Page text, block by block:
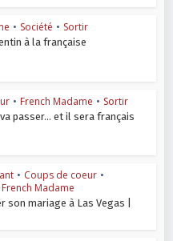
• Société • Sortir
à la française
• French Madame • Sortir
passer… et il sera français
• Coups de coeur •
French Madame
son mariage à Las Vegas |